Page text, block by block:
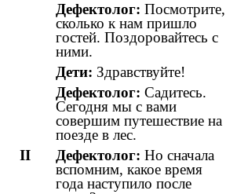
Дефектолог: Посмотрите,
сколько к нам пришло
гостей. Поздоровайтесь с
ними.
Дети: Здравствуйте!
Дефектолог: Садитесь.
Сегодня мы с вами
совершим путешествие на
поезде в лес.
II Дефектолог: Но сначала
вспомним, какое время
года наступило после